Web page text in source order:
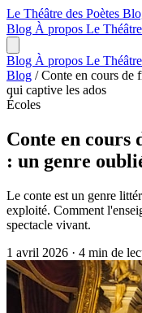
Le Théâtre des Poètes
Blog À propos Le Théâtre
Blog À propos Le Théâtre
Blog / Conte en cours de
qui captive les ados
Écoles
Conte en cours
: un genre
Le conte est un genre
exploité. Comment
spectacle vivant.
1 avril 2026 · 4 min de